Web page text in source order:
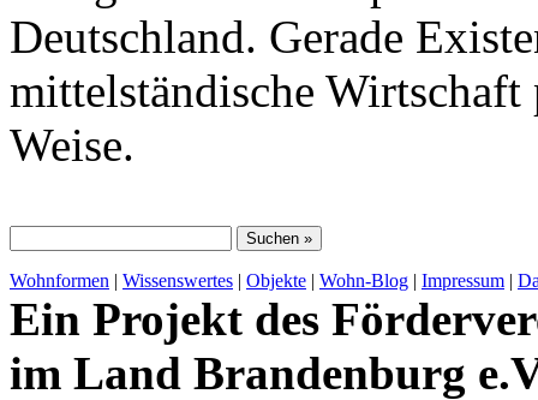
Deutschland. Gerade
mittelständische
Weise.
Wohnformen | Wissenswertes | Objekte | Wohn-Blog | Impressum |
Ein Projekt des
im Land Brandenburg